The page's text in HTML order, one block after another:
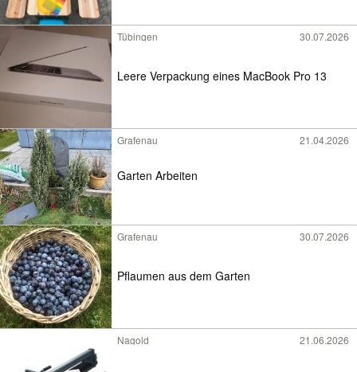
Tübingen 30.07.2026
Leere Verpackung eines MacBook Pro 13
Grafenau 21.04.2026
Garten Arbeiten
Grafenau 30.07.2026
Pflaumen aus dem Garten
Nagold 21.06.2026